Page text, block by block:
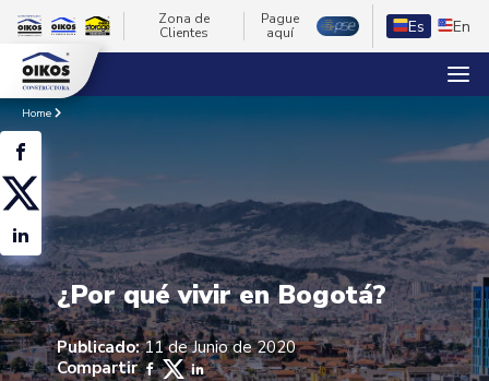
Zona de
Clientes
Pague
aquí
Es En
Home
¿Por qué vivir en Bogotá?
Publicado:11 de Junio de 2020
Compartir